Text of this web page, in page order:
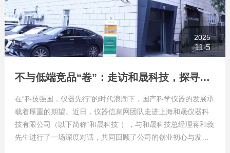
2025
11-5
不与低端竞品“卷”：走访和晟科技，探寻国产热分析如何行稳致远
在“科技强国，仪器先行”的时代浪潮下，国产科学仪器的发展承
载着厚重的期望。近日，仪器信息网团队走进上海和晟仪器科
技有限公司（以下简称“和晟科技”），与和晟科技总经理蒋和義
先生进行了一场深度对话，共同回顾了公司的创业初心与发展